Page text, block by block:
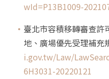
wId=P13B1009-
臺北市容積移轉審查許
地、廣場優先受理補充
i.gov.tw/Law/
6H3031-20220121